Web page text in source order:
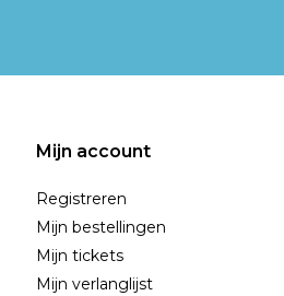
Mijn account
Registreren
Mijn bestellingen
Mijn tickets
Mijn verlanglijst